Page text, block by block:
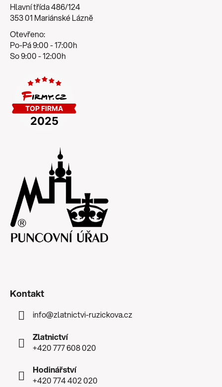
Hlavní třída 486/124
353 01 Mariánské Lázně
Otevřeno:
Po-Pá 9:00 - 17:00h
So 9:00 - 12:00h
Kontakt
info@zlatnictvi-ruzickova.cz
Zlatnictví
+420 777 608 020
Hodinářství
+420 774 402 020